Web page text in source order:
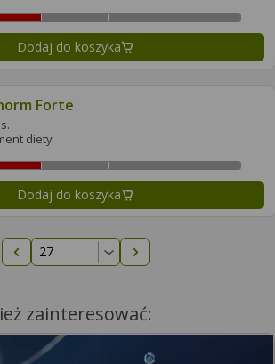
Dodaj do koszyka
Forte
diety
Dodaj do koszyka
Poprzednia strona Następna strona
zainteresować: